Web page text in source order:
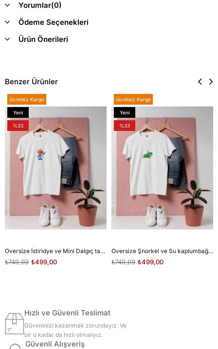
Yorumlar(0)
Ödeme Seçenekleri
Ürün Önerileri
Benzer Ürünler
Oversize İstiridye ve Mini Dalgıç tasarım unisex T-shirt
₺499,00
₺749,99
Ücretsiz Kargo
Yeni
Ürün
%33
Oversize Şnorkel ve Su kaplumbağası tasarım unisex T-shirt
₺499,00
₺749,99
Ücretsiz Kargo
Yeni
Ürün
%33
Hızlı ve Güvenli Teslimat
Güveninizi kazanmak zorundayız. Ve
bir o kadar da hızlı olmalıyız.
Güvenli Alışveriş